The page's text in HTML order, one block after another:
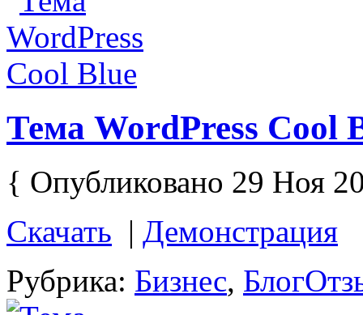
Тема WordPress Cool
{ Опубликовано 29 Ноя
Скачать | Демонстрация
Рубрика: Бизнес, Блог